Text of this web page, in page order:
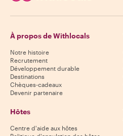
À propos de Withlocals
Notre histoire
Recrutement
Développement durable
Destinations
Chèques-cadeaux
Devenir partenaire
Hôtes
Centre d'aide aux hôtes